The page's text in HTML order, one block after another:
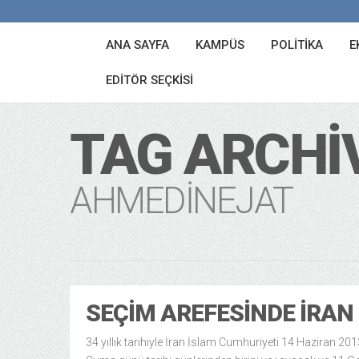
ANA SAYFA KAMPÜS POLITIKA
EDITÖR SEÇKISI
TAG
AHMEDINEJAT
SEÇIM AREFESINDE İRAN
34 yıllık tarihiyle İran İslam Cumhuriyeti 14 Haziran